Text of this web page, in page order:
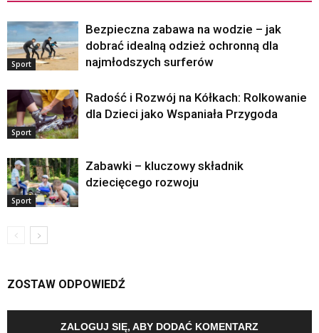
Sport
Bezpieczna zabawa na wodzie – jak
dobrać idealną odzież ochronną dla
najmłodszych surferów
Sport
Radość i Rozwój na Kółkach: Rolkowanie
dla Dzieci jako Wspaniała Przygoda
Sport
Zabawki – kluczowy składnik
dziecięcego rozwoju
ZOSTAW ODPOWIEDŹ
ZALOGUJ SIĘ, ABY DODAĆ KOMENTARZ